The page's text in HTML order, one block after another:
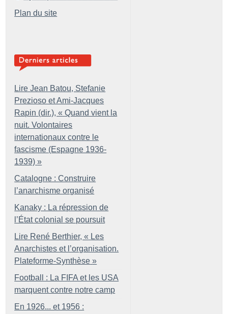
Plan du site
Lire Jean Batou, Stefanie
Prezioso et Ami-Jacques
Rapin (dir.), « Quand vient la
nuit. Volontaires
internationaux contre le
fascisme (Espagne 1936-
1939) »
Catalogne : Construire
l’anarchisme organisé
Kanaky : La répression de
l’État colonial se poursuit
Lire René Berthier, « Les
Anarchistes et l’organisation.
Plateforme-Synthèse »
Football : La FIFA et les USA
marquent contre notre camp
En 1926... et 1956 :